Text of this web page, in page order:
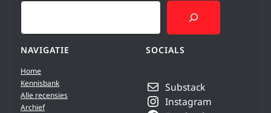
Search
NAVIGATIE
Home
Kennisbank
Alle recensies
Archief
SOCIALS
Substack
Instagram